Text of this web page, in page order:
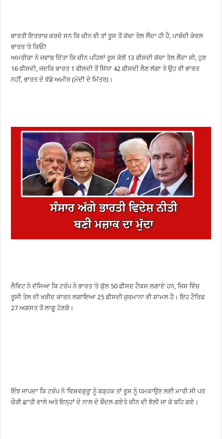
ਭਾਰਤੀ ਇਤਰਾਜ਼ ਕਰਦੇ ਸਨ ਕਿ ਚੀਨ ਵੀ ਤਾਂ ਰੂਸ ਤੋਂ ਕੱਚਾ ਤੇਲ ਲੈਂਦਾ ਹੀ ਹੈ, ਪਾਬੰਦੀ ਕੇਵਲ
ਭਾਰਤ ‘ਤੇ ਕਿਓਂ?
ਅਮਰੀਕਾ ਨੇ ਜਵਾਬ ਦਿੱਤਾ ਕਿ ਚੀਨ ਪਹਿਲਾਂ ਰੂਸ ਕੋਲੋਂ 13 ਫੀਸਦੀ ਕੱਚਾ ਤੇਲ ਲੈਂਦਾ ਸੀ, ਹੁਣ
16 ਫੀਸਦੀ, ਜਦਕਿ ਭਾਰਤ 1 ਫੀਸਦੀ ਤੋਂ ਸਿੱਧਾ 42 ਫੀਸਦੀ ਲੈਣ ਲੱਗਾ ਤੇ ਉਹ ਵੀ ਭਾਰਤ
ਨਹੀਂ, ਭਾਰਤ ਦੇ ਵੱਡੇ ਅਮੀਰ (ਮੋਦੀ ਦੇ ਮਿੱਤਰ)।
ਲੈਵਿਟ ਨੇ ਦੱਸਿਆ ਕਿ ਟਰੰਪ ਨੇ ਭਾਰਤ ’ਤੇ ਕੁੱਲ 50 ਫੀਸਦ ਟੈਕਸ ਲਗਾਏ ਹਨ, ਜਿਸ ਵਿੱਚ
ਰੂਸੀ ਤੇਲ ਦੀ ਖਰੀਦ ਕਾਰਨ ਲਗਾਇਆ 25 ਫੀਸਦੀ ਜੁਰਮਾਨਾ ਵੀ ਸ਼ਾਮਲ ਹੈ। ਇਹ ਟੈਰਿਫ
27 ਅਗਸਤ ਤੋਂ ਲਾਗੂ ਹੋਣਗੇ।
ਇੰਝ ਜਾਪਦਾ ਕਿ ਟਰੰਪ ਨੇ ‘ਵਿਸ਼ਵਗੁਰੂ’ ਨੂੰ ਬੜ੍ਹਕ ਤਾਂ ਰੂਸ ਨੂੰ ਧਮਕਾਉਣ ਲਈ ਮਾਰੀ ਸੀ ਪਰ
ਚੌੜੀ ਛਾਤੀ ਵਾਲੇ ਅਤੇ ਇਨ੍ਹਾਂ ਦੇ ਨਾਲ ਦੇ ਬੌਂਦਲ ਗਏਤੇ ਚੀਨ ਦੀ ਝੋਲੀ ਜਾ ਕੇ ਬਹਿ ਗਏ।